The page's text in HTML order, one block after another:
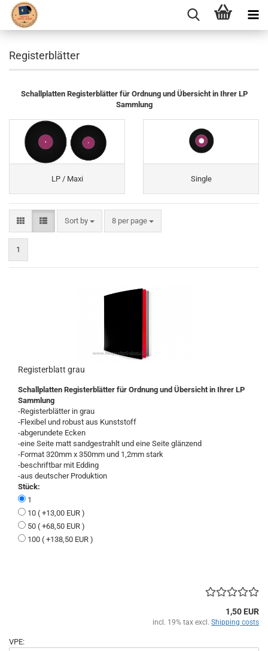
Registerblätter
Schallplatten Registerblätter für Ordnung und Übersicht in Ihrer LP
Sammlung
LP / Maxi Single
Sort by
Sort by 8 per page
per page
1
Registerblatt grau
Schallplatten Registerblätter für Ordnung und Übersicht in Ihrer LP
Sammlung
-Registerblätter in grau
-Flexibel und robust aus Kunststoff
-abgerundete Ecken
-eine Seite matt sandgestrahlt und eine Seite glänzend
-Format 320mm x 350mm und 1,2mm stark
-beschriftbar mit Edding
-aus deutscher Produktion
Stück:
1
10 ( +13,00 EUR )
50 ( +68,50 EUR )
100 ( +138,50 EUR )
1,50 EUR
incl. 19% tax excl. Shipping costs
VPE: